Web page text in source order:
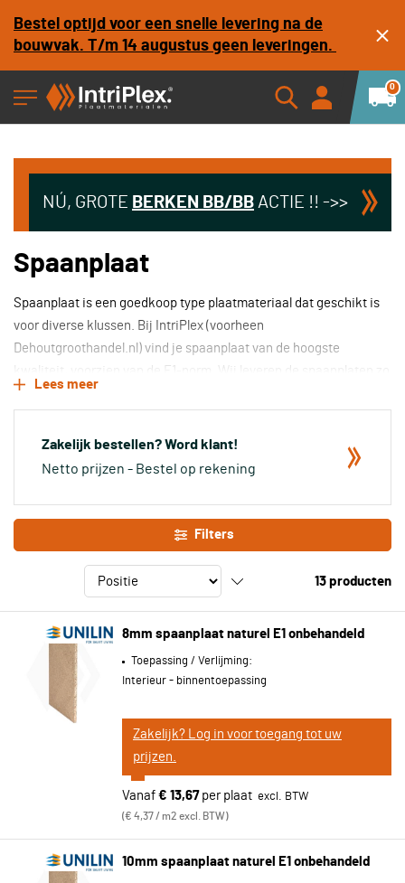
Bestel optijd voor een snelle levering na de
bouwvak. T/m 14 augustus geen leveringen.
0
NÚ, GROTE BERKEN BB/BB ACTIE !! ->>
Spaanplaat
Spaanplaat is een goedkoop type plaatmateriaal dat geschikt is
voor diverse klussen. Bij IntriPlex (voorheen
Dehoutgroothandel.nl) vind je spaanplaat van de hoogste
kwaliteit, voorzien van de E1-norm. Wij leveren de spaanplaten zo
snel mogelijk bij je af, zodat je binnen de kortste keren weer
soorten spaanplaat, met elk zo zijn eigen kwaliteiten. Bekijk onze
collectie online en bestel direct!
Lees meer
Zakelijk bestellen? Word klant!
Netto prijzen - Bestel op rekening
Filters
13 producten
8mm spaanplaat naturel E1 onbehandeld
Toepassing / Verlijming:
Interieur - binnentoepassing
Zakelijk? Log in voor toegang tot uw
prijzen.
Vanaf € 13,67 per plaat
€ 4,37 / m2 excl. BTW
10mm spaanplaat naturel E1 onbehandeld